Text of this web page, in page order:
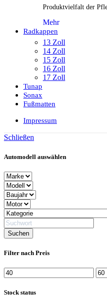
Produktvielfalt der
Mehr
Radkappen
13 Zoll
14 Zoll
15 Zoll
16 Zoll
17 Zoll
Tunap
Sonax
Fußmatten
Impressum
Schließen
Automodell auswählen
Filter nach Preis
Min.
Preis
Max.
Stock status